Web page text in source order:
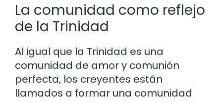
La comunidad como reflejo
de la Trinidad
Al igual que la Trinidad es una
comunidad de amor y comunión
perfecta, los creyentes están
llamados a formar una comunidad